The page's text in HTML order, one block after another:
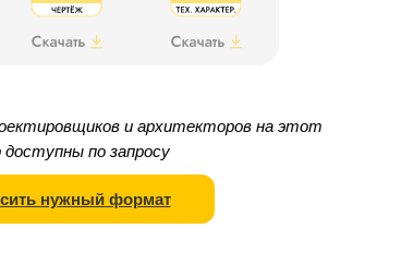
и архитекторов на этот
по запросу
нужный формат